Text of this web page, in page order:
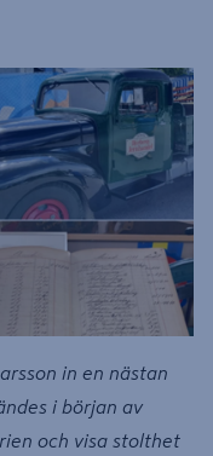
in en nästan
i början av
och visa stolthet